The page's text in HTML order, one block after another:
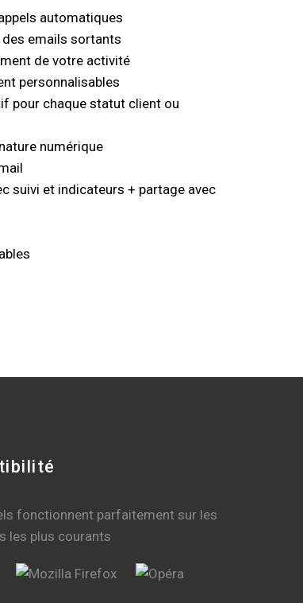
automatiques
emails sortants
de votre activité
personnalisables
pour chaque statut client ou
numérique
suivi et indicateurs + partage avec
fonctionnent parfaitement sur les
les plus courants